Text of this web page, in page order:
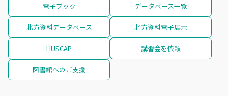
電子ブック データベース一覧
北方資料データベース 北方資料電子展示
HUSCAP 講習会を依頼
図書館へのご支援